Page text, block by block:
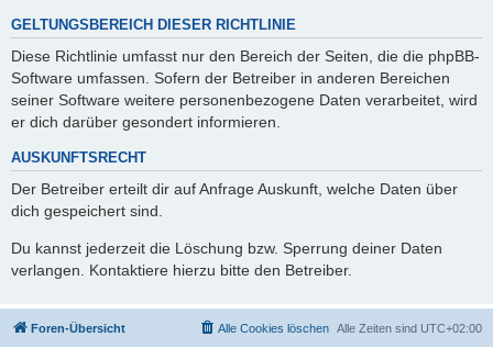
GELTUNGSBEREICH DIESER RICHTLINIE
Diese Richtlinie umfasst nur den Bereich der Seiten, die die phpBB-
Software umfassen. Sofern der Betreiber in anderen Bereichen
seiner Software weitere personenbezogene Daten verarbeitet, wird
er dich darüber gesondert informieren.
AUSKUNFTSRECHT
Der Betreiber erteilt dir auf Anfrage Auskunft, welche Daten über
dich gespeichert sind.
Du kannst jederzeit die Löschung bzw. Sperrung deiner Daten
verlangen. Kontaktiere hierzu bitte den Betreiber.
Foren-Übersicht Alle Zeiten sind UTC+02:00
Alle Cookies löschen